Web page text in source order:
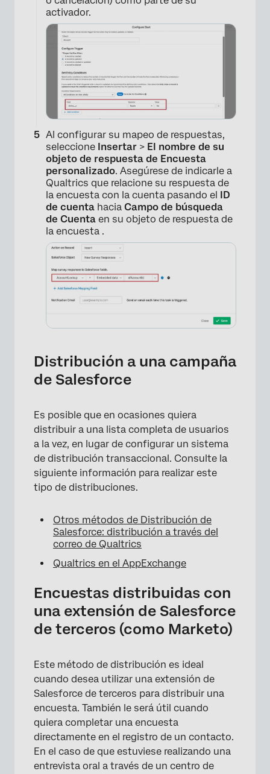
activador.
×
Al configurar su mapeo de respuestas,
seleccione Insertar > El nombre de su
objeto de respuesta de Encuesta
personalizado. Asegúrese de indicarle a
Qualtrics que relacione su respuesta de
la encuesta con la cuenta pasando el
ID
de cuenta hacia Campo de búsqueda
de Cuenta en su objeto de respuesta de
la encuesta .
Distribución a una campaña
de Salesforce
Es posible que en ocasiones quiera
distribuir a una lista completa de usuarios
a la vez, en lugar de configurar un sistema
de distribución transaccional. Consulte la
siguiente información para realizar este
tipo de distribuciones.
Otros métodos de Distribución de
Salesforce: distribución a través del
correo de Qualtrics
Qualtrics en el AppExchange
Encuestas distribuidas con
una extensión de Salesforce
de terceros (como Marketo)
Este método de distribución es ideal
cuando desea utilizar una extensión de
Salesforce de terceros para distribuir una
encuesta. También le será útil cuando
quiera completar una encuesta
directamente en el registro de un contacto.
En el caso de que estuviese realizando una
entrevista oral a través de un centro de